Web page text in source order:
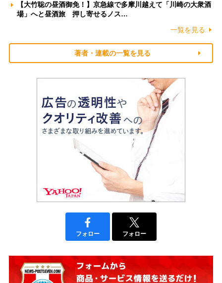
【大竹聡の昼酒御免！】京急線で多摩川越えて「川崎の大衆酒
場」へと昼酒旅 押し寄せるノス…
一覧を見る
著者・連載の一覧を見る
フォロー フォロー